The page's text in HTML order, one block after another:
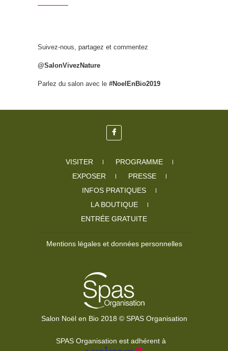
Suivez-nous, partagez et commentez
@SalonVivezNature
Parlez du salon avec le #NoelEnBio2019
VISITER
PROGRAMME
EXPOSER
PRESSE
INFOS PRATIQUES
LA BOUTIQUE
ENTRÉE GRATUITE
Mentions légales et données personnelles
Salon Noël en Bio 2018 © SPAS Organisation
SPAS Organisation est adhérent à